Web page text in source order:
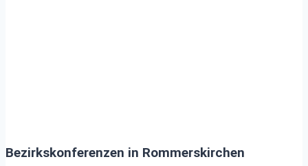
Bezirkskonferenzen in Rommerskirchen